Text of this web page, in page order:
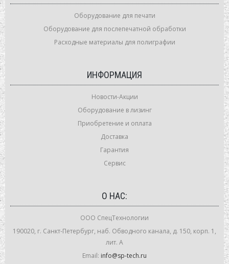
Оборудование для печати
Оборудование для послепечатной обработки
Расходные материалы для полиграфии
ИНФОРМАЦИЯ
Новости-Акции
Оборудование в лизинг
Приобретение и оплата
Доставка
Гарантия
Сервис
О НАС:
ООО СпецТехнологии
190020, г. Санкт-Петербург, наб. Обводного канала, д. 150, корп. 1,
лит. А
Email: info@sp-tech.ru